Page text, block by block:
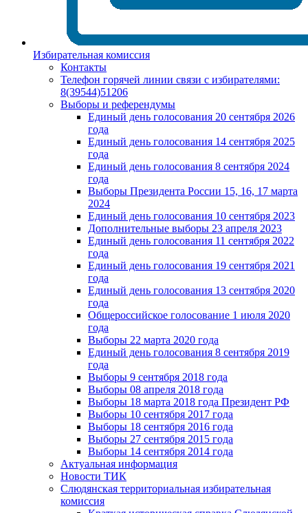
Избирательная комиссия
Контакты
Телефон горячей линии связи с избирателями:
8(39544)51206
Выборы и референдумы
Единый день голосования 20 сентября 2026
года
Единый день голосования 14 сентября 2025
года
Единый день голосования 8 сентября 2024
года
Выборы Президента России 15, 16, 17 марта
2024
Единый день голосования 10 сентября 2023
Дополнительные выборы 23 апреля 2023
Единый день голосования 11 сентября 2022
года
Единый день голосования 19 сентября 2021
года
Единый день голосования 13 сентября 2020
года
Общероссийское голосование 1 июля 2020
года
Выборы 22 марта 2020 года
Единый день голосования 8 сентября 2019
года
Выборы 9 сентября 2018 года
Выборы 08 апреля 2018 года
Выборы 18 марта 2018 года Президент РФ
Выборы 10 сентября 2017 года
Выборы 18 сентября 2016 года
Выборы 27 сентября 2015 года
Выборы 14 сентября 2014 года
Актуальная информация
Новости ТИК
Слюдянская территориальная избирательная
комиссия